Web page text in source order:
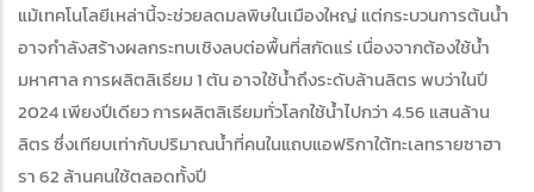
แม้เทคโนโลยีเหล่านี้จะช่วยลดมลพิษในเมืองใหญ่ แต่กระบวนการต้นน้ำ
อาจกำลังสร้างผลกระทบเชิงลบต่อพื้นที่สกัดแร่ เนื่องจากต้องใช้น้ำ
มหาศาล การผลิตลิเธียม 1 ตัน อาจใช้น้ำถึงระดับล้านลิตร พบว่าในปี
2024 เพียงปีเดียว การผลิตลิเธียมทั่วโลกใช้น้ำไปกว่า 4.56 แสนล้าน
ลิตร ซึ่งเทียบเท่ากับปริมาณน้ำที่คนในแถบแอฟริกาใต้ทะเลทรายซาฮา
รา 62 ล้านคนใช้ตลอดทั้งปี